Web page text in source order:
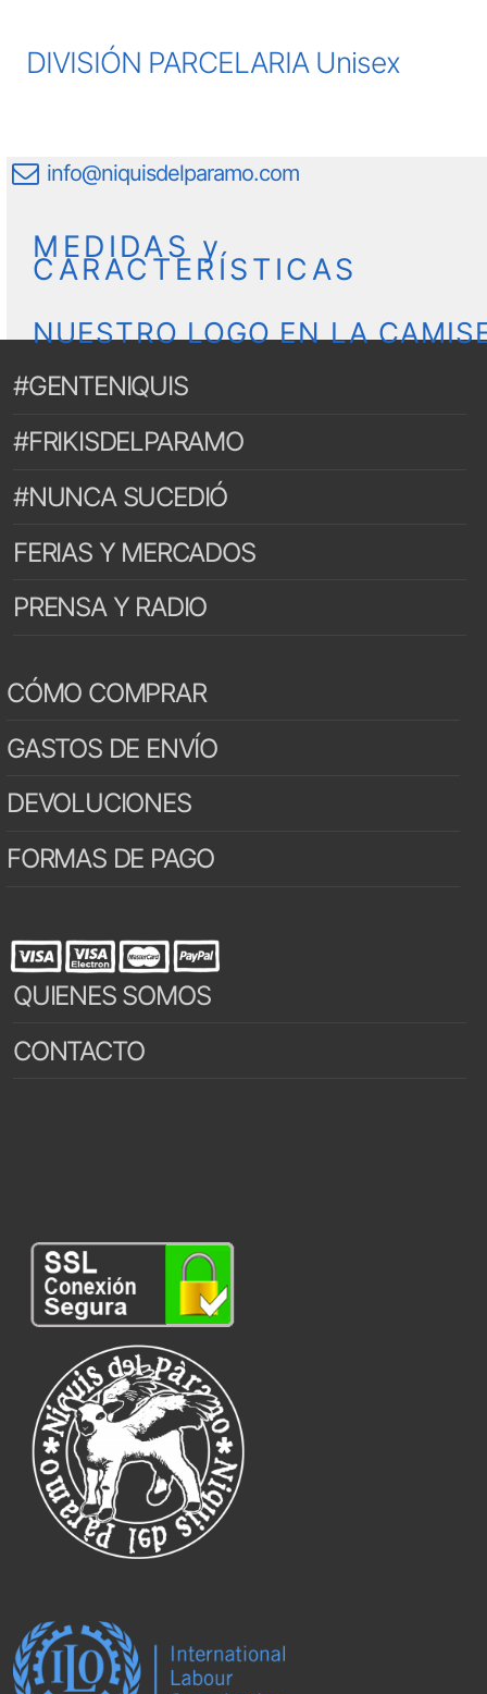
DIVISIÓN PARCELARIA Unisex
info@niquisdelparamo.com
MEDIDAS y
CARACTERÍSTICAS
NUESTRO LOGO EN LA
#GENTENIQUIS
#FRIKISDELPARAMO
#NUNCA SUCEDIÓ
FERIAS Y MERCADOS
PRENSA Y RADIO
CÓMO COMPRAR
GASTOS DE ENVÍO
DEVOLUCIONES
FORMAS DE PAGO
QUIENES SOMOS
CONTACTO